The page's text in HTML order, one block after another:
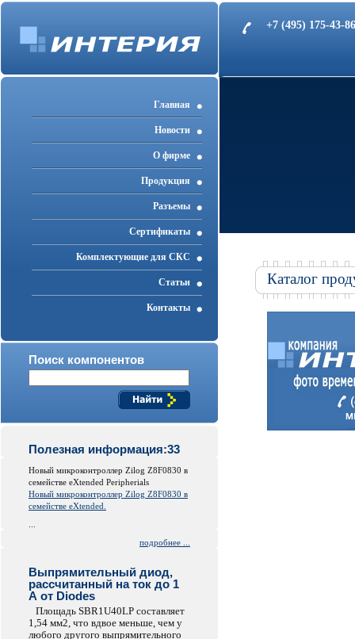
+7 (495) 175-43-
Главная
Новости
О фирме
Продукция
Разъемы
Cертификаты
Комплектующие для СКС
Статьи
Контакты
Поиск компонентов
Полезная информация:33
Новый микроконтроллер Zilog Z8F0830 в
семействе eXtended Peripherials
Новый микроконтроллер Zilog Z8F0830 в
семействе eXtended.
подробнее ...
Выпрямительный диод,
рассчитанный на ток до 1
А от Diodes
Площадь SBR1U40LP составляет
1,54 мм2, что вдвое меньше, чем у
любого другого выпрямительного
Каталог